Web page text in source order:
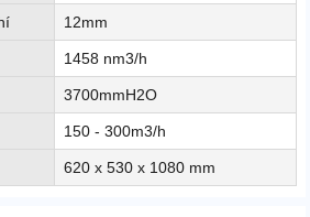
12mm
1458 nm3/h
3700mmH2O
150 - 300m3/h
620 x 530 x 1080 mm